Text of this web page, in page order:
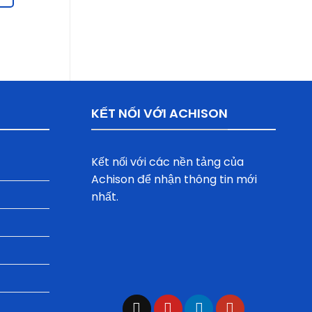
KẾT NỐI VỚI ACHISON
Kết nối với các nền tảng của
Achison để nhận thông tin mới
nhất.